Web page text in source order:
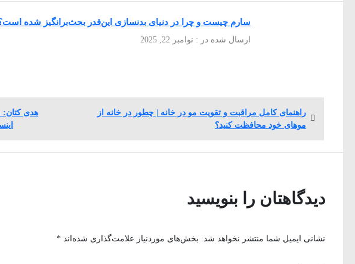
سارم چیست و چرا در دنیای بدنسازی این‌قدر بحث‌برانگیز شده
ارسال شده در : نوامبر 22, 2025
راهبری
نوشته
پست
قبلی:
راهنمای کامل مراقبت و تقویت مو در خانه | چطور در خانه از
موهای خود محافظت کنید؟
پست
هدی
دیدگاهتان را بنویسید
نشانی ایمیل شما منتشر نخواهد شد. بخش‌های موردنیاز علامت‌گذاری شده‌اند *